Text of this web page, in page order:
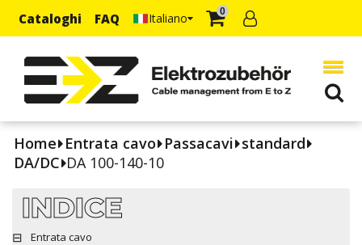
Cataloghi FAQ Italiano 0
Home Entrata cavo Passacavi standard
DA/DC DA 100-140-10
INDICE
Entrata cavo